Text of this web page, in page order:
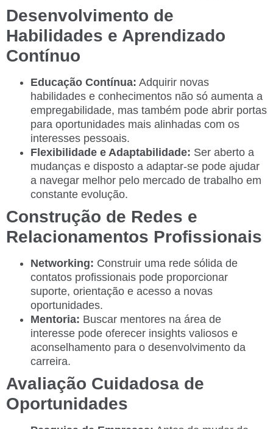
Desenvolvimento de
Habilidades e Aprendizado
Contínuo
Educação Contínua: Adquirir novas
habilidades e conhecimentos não só aumenta a
empregabilidade, mas também pode abrir portas
para oportunidades mais alinhadas com os
interesses pessoais.
Flexibilidade e Adaptabilidade: Ser aberto a
mudanças e disposto a adaptar-se pode ajudar
a navegar melhor pelo mercado de trabalho em
constante evolução.
Construção de Redes e
Relacionamentos Profissionais
Networking: Construir uma rede sólida de
contatos profissionais pode proporcionar
suporte, orientação e acesso a novas
oportunidades.
Mentoria: Buscar mentores na área de
interesse pode oferecer insights valiosos e
aconselhamento para o desenvolvimento da
carreira.
Avaliação Cuidadosa de
Oportunidades